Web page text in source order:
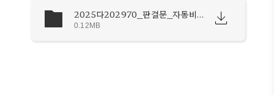
2025다202970_판결문_자동비실명.pdf
0.12MB